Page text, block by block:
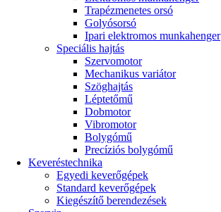
Trapézmenetes orsó
Golyósorsó
Ipari elektromos munkahenger
Speciális hajtás
Szervomotor
Mechanikus variátor
Szöghajtás
Léptetőmű
Dobmotor
Vibromotor
Bolygómű
Precíziós bolygómű
Keveréstechnika
Egyedi keverőgépek
Standard keverőgépek
Kiegészítő berendezések